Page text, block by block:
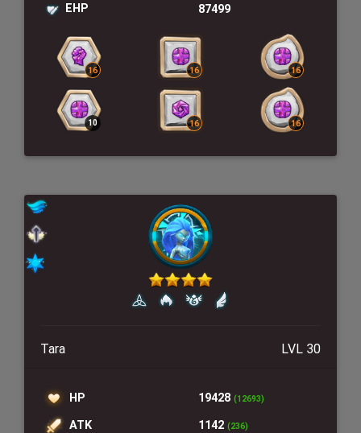
EHP 87499
Tara LVL 30
HP 19428 (12693)
ATK 1142 (236)